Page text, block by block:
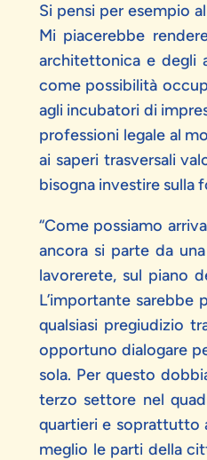
Si pensi per esempio
Mi piacerebbe
architettonica e degli
come possibilità
agli incubatori di
professioni legale al
ai saperi trasversali
bisogna investire sulla
“Come possiamo
ancora si parte da
lavorerete, sul piano
L’importante sarebbe
qualsiasi pregiudizio
opportuno dialogare
sola. Per questo
terzo settore nel
quartieri e soprattutto
meglio le parti della